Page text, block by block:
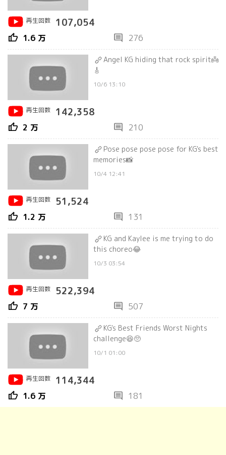
再生回数 107,054
thumb_up 1.6 万 comment 276
Angel KG hiding that rock spirit👼
🎸
10/6 13:10
再生回数 142,358
thumb_up 2 万 comment 210
Pose pose pose pose for KG's best
memories📸
10/4 12:41
再生回数 51,524
thumb_up 1.2 万 comment 131
KG and Kaylee is me trying to do
this choreo😂
10/3 03:54
再生回数 522,394
thumb_up 7 万 comment 507
KG's Best Friends Worst Nights
challenge😆🥺
10/1 01:00
再生回数 114,344
thumb_up 1.6 万 comment 181